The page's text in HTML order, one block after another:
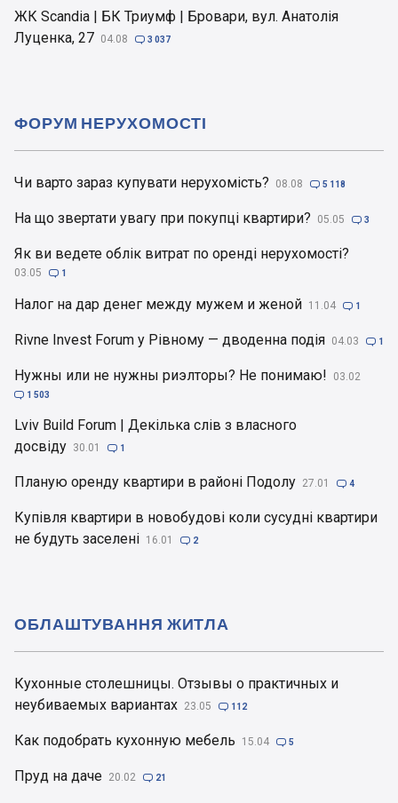
ЖК Scandia | БК Триумф | Бровари, вул. Анатолія
Луценка, 27 04.08  3 037
Чи варто зараз купувати нерухомість? 08.08  5 118
На що звертати увагу при покупці квартири? 05.05  3
Як ви ведете облік витрат по оренді нерухомості?
03.05  1
Налог на дар денег между мужем и женой 11.04  1
Rivne Invest Forum у Рівному — дводенна подія 04.03  1
Нужны или не нужны риэлторы? Не понимаю! 03.02
 1 503
Lviv Build Forum | Декілька слів з власного
досвіду 30.01  1
Планую оренду квартири в районі Подолу 27.01  4
Купівля квартири в новобудові коли сусудні квартири
не будуть заселені 16.01  2
ФОРУМ НЕРУХОМОСТІ
Кухонные столешницы. Отзывы о практичных и
неубиваемых вариантах 23.05  112
Как подобрать кухонную мебель 15.04  5
Пруд на даче 20.02  21
ОБЛАШТУВАННЯ ЖИТЛА